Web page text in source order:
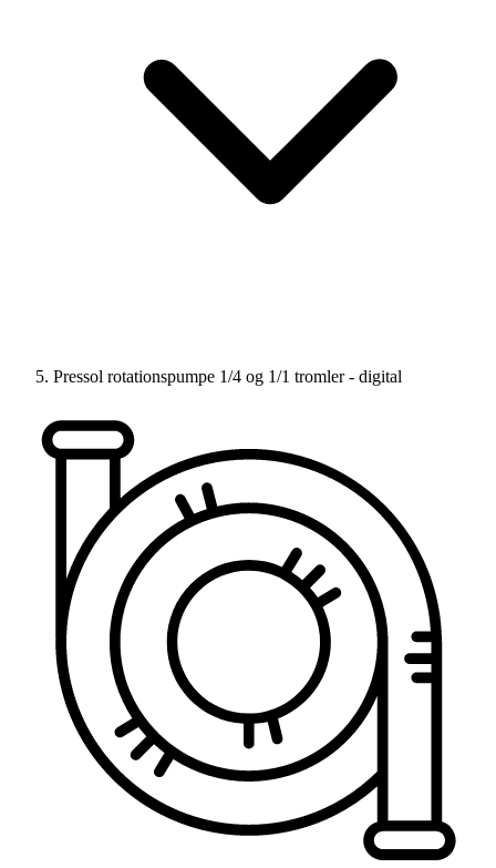
Pressol rotationspumpe 1/4 og 1/1 tromler - digital